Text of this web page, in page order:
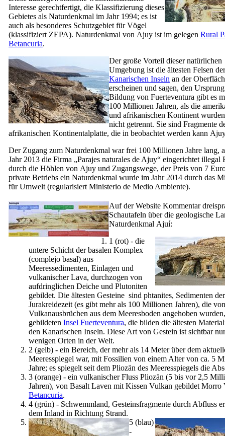
Interesse gerechtfertigt, die Klassifizierung dieses
Gebietes als Naturdenkmal im Jahr 1994; es ist
auch als besonderes Schutzgebiet für Vögel
(klassifiziert ZEPA). Naturdenkmal von Ajuy ist im gelegen Rural
Betancuria.
Der große Vorteil dieser natürlichen
Umgebung ist die ältesten Felsen der
Kanarischen Inseln an der
erscheinen und sagen, den
Bildung von Fuerteventura gibt es
100 Millionen Jahren, als die
und afrikanischen Kontinent
nicht getrennt. Sie sind Fragmente
afrikanischen Kontinentalplatte, die in beobachtet werden kann
Der Zugang zum Naturdenkmal war frei 100 Millionen Jahre lang,
Jahr 2013 die Firma „Parajes naturales de Ajuy“ eingerichtet illegal
durch die Höhlen von Ajuy und Zugangswege, der Preis von 7
private Betriebs ein Naturdenkmal wurde im Jahr 2014 durch das
für Umwelt (regularisiert Ministerio de Medio Ambiente).
Auf der Website Kommentar
Schautafeln über die geologische
Naturdenkmal Ajuí:
1 (rot) - die
untere Schicht der basalen Komplex
(complejo basal) aus
Meeressedimenten, Einlagen und
vulkanischer Lava, durchzogen von
aufdringlichen Deiche und Plutoniten
gebildet. Die ältesten Gesteine sind phtanites, Sedimenten der
Jurakreidezeit (es gibt mehr als 100 Millionen Jahren), die von
Vulkanausbrüchen aus dem Meeresboden angehoben
gebildeten Insel Fuerteventura, die bilden die ältesten
den Kanarischen Inseln. Diese Art von Gestein ist sichtbar
wenigen Orten in der Welt.
2 (gelb) - ein Bereich, der mehr als 14 Meter über dem
Meeresspiegel war, mit Fossilien von einem Alter von ca. 5
Jahre; es spiegelt seit dem Pliozän des Meeresspiegels die
3 (orange) - ein vulkanischer Fluss Pliozän (5 bis vor 2,5
Jahren), von Basalt Laven mit Kissen Vulkan gebildet Morro
Betancuria.
4 (grün) - Schwemmland, Gesteinsfragmente durch Abfluss
dem Inland in Richtung Strand.
5 (blau)
-